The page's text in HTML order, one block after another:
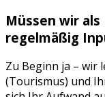
Müssen wir
regelmäßig
Zu Beginn ja – wir
(Tourismus) und